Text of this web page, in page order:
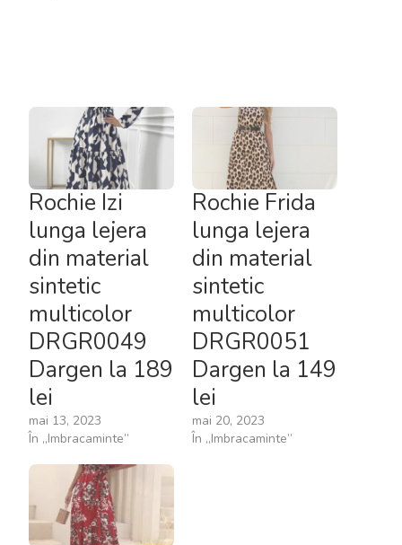
Rochie Izi
lunga lejera
din material
sintetic
multicolor
DRGR0049
Dargen la 189
lei
mai 13, 2023
În „Imbracaminte”
Rochie Frida
lunga lejera
din material
sintetic
multicolor
DRGR0051
Dargen la 149
lei
mai 20, 2023
În „Imbracaminte”